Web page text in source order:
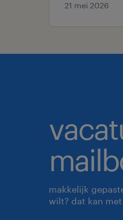
21 mei 2026
makkelijk
wilt? dat kan